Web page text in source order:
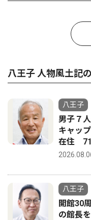
八王子 人物風土記
八王子
男子７
キャッ
在住
八王子
開館30
の館長